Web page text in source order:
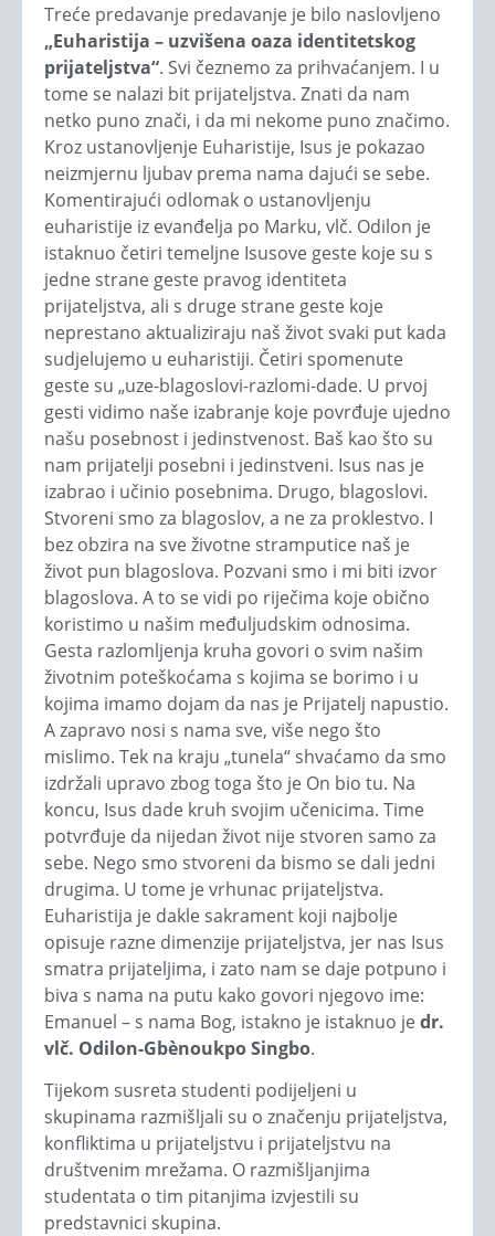
Treće predavanje predavanje je bilo naslovljeno
„Euharistija – uzvišena oaza identitetskog
prijateljstva“. Svi čeznemo za prihvaćanjem. I u
tome se nalazi bit prijateljstva. Znati da nam
netko puno znači, i da mi nekome puno značimo.
Kroz ustanovljenje Euharistije, Isus je pokazao
neizmjernu ljubav prema nama dajući se sebe.
Komentirajući odlomak o ustanovljenju
euharistije iz evanđelja po Marku, vlč. Odilon je
istaknuo četiri temeljne Isusove geste koje su s
jedne strane geste pravog identiteta
prijateljstva, ali s druge strane geste koje
neprestano aktualiziraju naš život svaki put kada
sudjelujemo u euharistiji. Četiri spomenute
geste su „uze-blagoslovi-razlomi-dade. U prvoj
gesti vidimo naše izabranje koje povrđuje ujedno
našu posebnost i jedinstvenost. Baš kao što su
nam prijatelji posebni i jedinstveni. Isus nas je
izabrao i učinio posebnima. Drugo, blagoslovi.
Stvoreni smo za blagoslov, a ne za proklestvo. I
bez obzira na sve životne stramputice naš je
život pun blagoslova. Pozvani smo i mi biti izvor
blagoslova. A to se vidi po riječima koje obično
koristimo u našim međuljudskim odnosima.
Gesta razlomljenja kruha govori o svim našim
životnim poteškoćama s kojima se borimo i u
kojima imamo dojam da nas je Prijatelj napustio.
A zapravo nosi s nama sve, više nego što
mislimo. Tek na kraju „tunela“ shvaćamo da smo
izdržali upravo zbog toga što je On bio tu. Na
koncu, Isus dade kruh svojim učenicima. Time
potvrđuje da nijedan život nije stvoren samo za
sebe. Nego smo stvoreni da bismo se dali jedni
drugima. U tome je vrhunac prijateljstva.
Euharistija je dakle sakrament koji najbolje
opisuje razne dimenzije prijateljstva, jer nas Isus
smatra prijateljima, i zato nam se daje potpuno i
biva s nama na putu kako govori njegovo ime:
Emanuel – s nama Bog, istakno je istaknuo jedr.
vlč. Odilon-Gbènoukpo Singbo.
Tijekom susreta studenti podijeljeni u
skupinama razmišljali su o značenju prijateljstva,
konfliktima u prijateljstvu i prijateljstvu na
društvenim mrežama. O razmišljanjima
studentata o tim pitanjima izvjestili su
predstavnici skupina.